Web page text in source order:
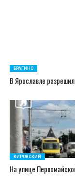
БРАГИНО
В Ярославле
КИРОВСКИЙ
На улице